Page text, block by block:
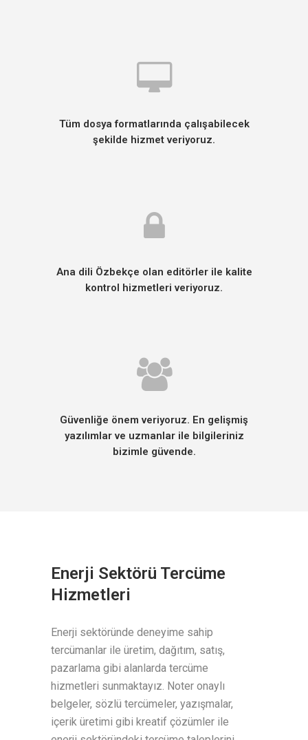
Tüm dosya formatlarında çalışabilecek
şekilde hizmet veriyoruz.
Ana dili Özbekçe olan editörler ile kalite
kontrol hizmetleri veriyoruz.
Güvenliğe önem veriyoruz. En gelişmiş
yazılımlar ve uzmanlar ile bilgileriniz
bizimle güvende.
Enerji Sektörü Tercüme
Hizmetleri
Enerji sektöründe deneyime sahip
tercümanlar ile üretim, dağıtım, satış,
pazarlama gibi alanlarda tercüme
hizmetleri sunmaktayız. Noter onaylı
belgeler, sözlü tercümeler, yazışmalar,
içerik üretimi gibi kreatif çözümler ile